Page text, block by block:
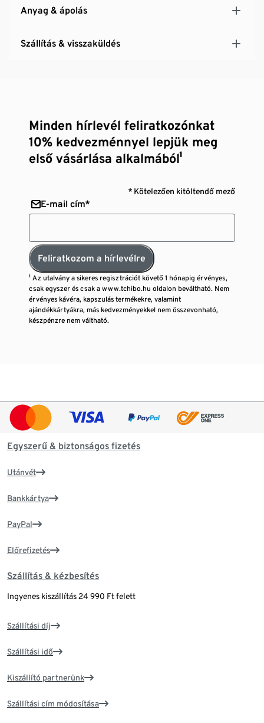
Anyag & ápolás
Szállítás & visszaküldés
Minden hírlevél feliratkozónkat
10% kedvezménnyel lepjük meg
első vásárlása alkalmából¹
* Kötelezően kitöltendő mező
E-mail cím*
Feliratkozom a hírlevélre
¹ Az utalvány a sikeres regisztrációt követő 1 hónapig érvényes,
csak egyszer és csak a www.tchibo.hu oldalon beváltható. Nem
érvényes kávéra, kapszulás termékekre, valamint
ajándékkártyákra, más kedvezményekkel nem összevonható,
készpénzre nem váltható.
Egyszerű & biztonságos fizetés
Utánvét
Bankkártya
PayPal
Előrefizetés
Szállítás & kézbesítés
Ingyenes kiszállítás 24 990 Ft felett
Szállítási díj
Szállítási idő
Kiszállító partnerünk
Szállítási cím módosítása